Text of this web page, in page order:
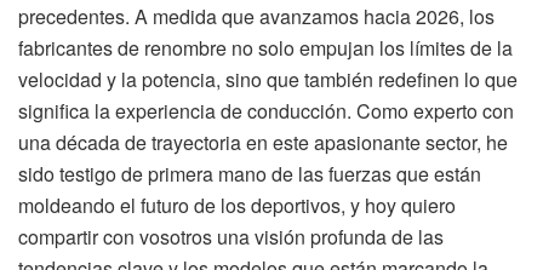
precedentes. A medida que avanzamos hacia 2026, los
fabricantes de renombre no solo empujan los límites de la
velocidad y la potencia, sino que también redefinen lo que
significa la experiencia de conducción. Como experto con
una década de trayectoria en este apasionante sector, he
sido testigo de primera mano de las fuerzas que están
moldeando el futuro de los deportivos, y hoy quiero
compartir con vosotros una visión profunda de las